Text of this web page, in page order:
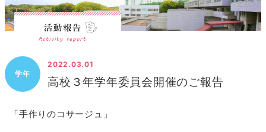
学年
2022.03.01
高校３年学年委員会開催のご報告
「手作りのコサージュ」